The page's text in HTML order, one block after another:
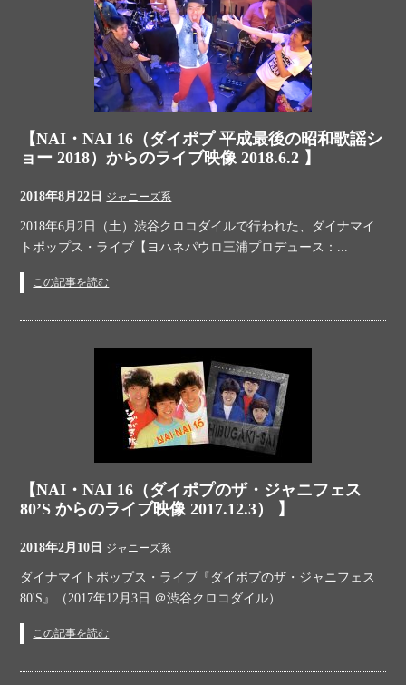
【NAI・NAI 16（ダイポプ 平成最後の昭和歌謡シ
ョー 2018）からのライブ映像 2018.6.2 】
2018年8月22日 ジャニーズ系
2018年6月2日（土）渋谷クロコダイルで行われた、ダイナマイ
トポップス・ライブ【ヨハネパウロ三浦プロデュース：...
この記事を読む
【NAI・NAI 16（ダイポプのザ・ジャニフェス
80’S からのライブ映像 2017.12.3） 】
2018年2月10日 ジャニーズ系
ダイナマイトポップス・ライブ『ダイポプのザ・ジャニフェス
80'S』（2017年12月3日 ＠渋谷クロコダイル）...
この記事を読む